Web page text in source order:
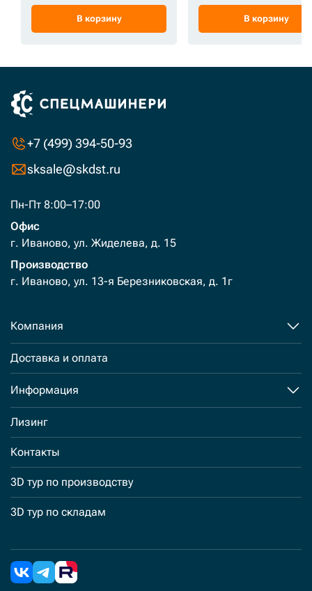
В корзину В корзину
+7 (499) 394-50-93
sksale@skdst.ru
Пн-Пт 8:00–17:00
Офис
г. Иваново, ул. Жиделева, д. 15
Производство
г. Иваново, ул. 13-я Березниковская, д. 1г
Компания
Доставка и оплата
Информация
Лизинг
Контакты
3D тур по производству
3D тур по складам